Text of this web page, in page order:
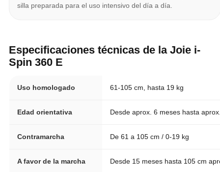
silla preparada para el uso intensivo del día a día.
Especificaciones técnicas de la Joie i-
Spin 360 E
Uso homologado 61-105 cm, hasta 19 kg
Edad orientativa Desde aprox. 6 meses hasta
Contramarcha De 61 a 105 cm / 0-19 kg
A favor de la marcha Desde 15 meses hasta 105 cm